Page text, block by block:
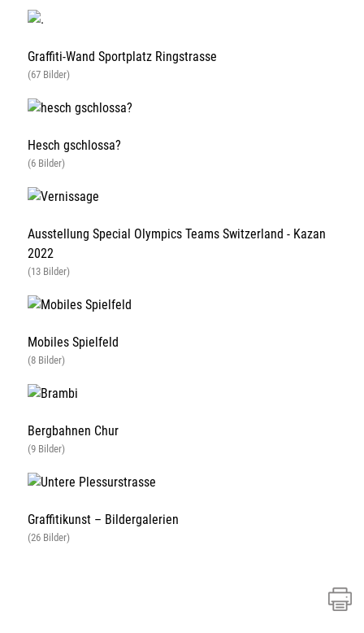
Graffiti-Wand Sportplatz Ringstrasse
(67 Bilder)
Hesch gschlossa?
(6 Bilder)
Ausstellung Special Olympics Teams Switzerland - Kazan
2022
(13 Bilder)
Mobiles Spielfeld
(8 Bilder)
Bergbahnen Chur
(9 Bilder)
Graffitikunst – Bildergalerien
(26 Bilder)